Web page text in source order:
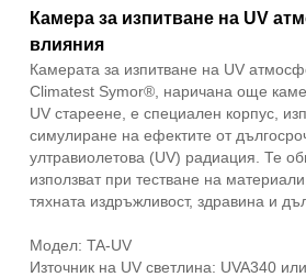
Камера за изпитване на UV
влияния
Камерата за изпитване на UV
Climatest Symor®, наричана още
UV стареене, е специален корпус,
симулиране на ефектите от
ултравиолетова (UV) радиация. Те
използват при тестване на
тяхната издръжливост, здравина и
Модел: TA-UV
Източник на UV светлина: UVA340